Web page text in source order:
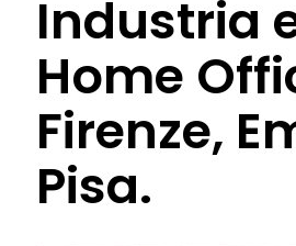
Industria
Home
Firenze,
Pisa.